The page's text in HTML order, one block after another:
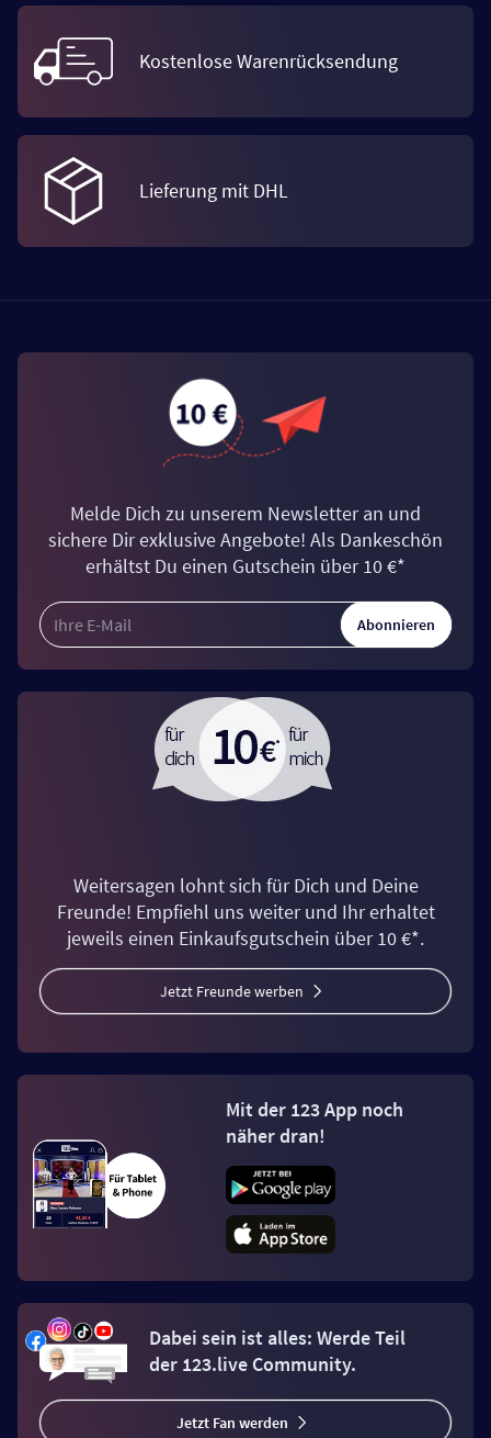
Kostenlose Warenrücksendung
Lieferung mit DHL
Melde Dich zu unserem Newsletter an und
sichere Dir exklusive Angebote! Als Dankeschön
erhältst Du einen Gutschein über 10 €*
Abonnieren
Weitersagen lohnt sich für Dich und Deine
Freunde! Empfiehl uns weiter und Ihr erhaltet
jeweils einen Einkaufsgutschein über 10 €*.
Jetzt Freunde werben
Mit der 123 App noch
näher dran!
Dabei sein ist alles: Werde Teil
der 123.live Community.
Jetzt Fan werden